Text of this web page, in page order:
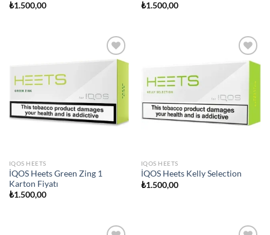
₺1.500,00
₺1.500,00
Add to
IQOS HEETS
İQOS Heets Green Zing 1
Karton Fiyatı
₺1.500,00
Add to
IQOS HEETS
İQOS Heets Kelly Selection
₺1.500,00